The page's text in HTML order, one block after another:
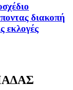
διακοπή
εκλογές